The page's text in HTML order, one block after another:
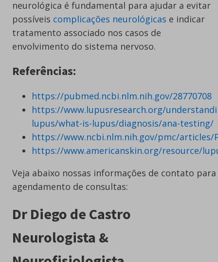
neurológica é fundamental para ajudar a evitar
possíveis complicações neurológicas e indicar
tratamento associado nos casos de
envolvimento do sistema nervoso.
Referências:
https://pubmed.ncbi.nlm.nih.gov/28770708
https://www.lupusresearch.org/
lupus/what-is-lupus/diagnosis/ana-testing/
https://www.ncbi.nlm.nih.gov/pmc/articles/
https://www.americanskin.org/resource/
Veja abaixo nossas informações de contato para
agendamento de consultas:
Dr Diego de Castro
Neurologista &